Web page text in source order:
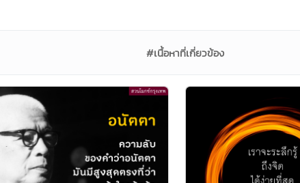
#เนื้อหาที่เกี่ยวข้อง